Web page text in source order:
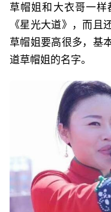
草帽姐和大衣哥一
《星光大道》，而且
草帽姐要高很多，基
道草帽姐的名字。